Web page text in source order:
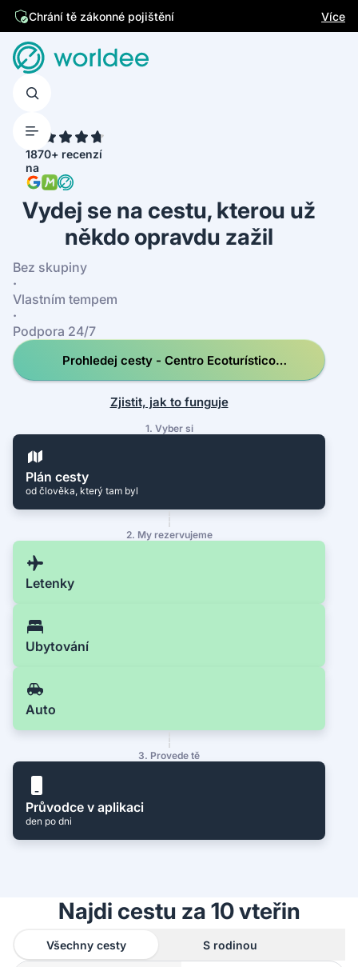
Jsme česká firma Více
1870+ recenzí
na
Vydej se na cestu, kterou už
někdo opravdu zažil
Bez skupiny
·
Vlastním tempem
·
Podpora 24/7
Prohledej cesty - Centro Ecoturístico
Zjistit, jak to funguje
1. Vyber si
Plán cesty
od člověka, který tam byl
2. My rezervujeme
Letenky
Ubytování
Auto
3. Provede tě
Průvodce v aplikaci
den po dni
Najdi cestu za 10 vteřin
Všechny cesty S rodinou